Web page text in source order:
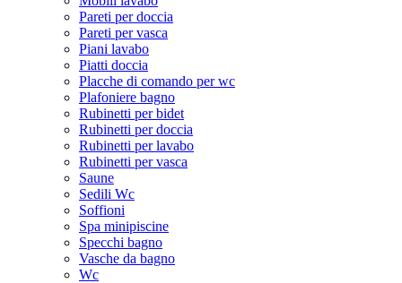
Pareti per doccia
Pareti per vasca
Piani lavabo
Piatti doccia
Placche di comando per wc
Plafoniere bagno
Rubinetti per bidet
Rubinetti per doccia
Rubinetti per lavabo
Rubinetti per vasca
Saune
Sedili Wc
Soffioni
Spa minipiscine
Specchi bagno
Vasche da bagno
Wc